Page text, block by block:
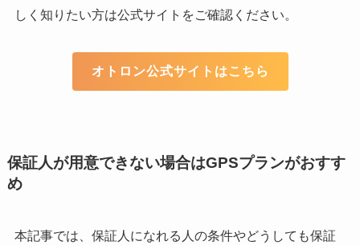
しく知りたい方は公式サイトをご確認ください。
オトロン公式サイトはこちら
保証人が用意できない場合はGPSプランがおすす
め
本記事では、保証人になれる人の条件やどうしても保証